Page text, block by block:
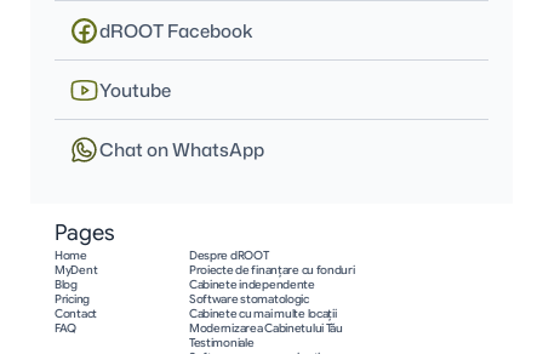
dROOT Facebook
Youtube
Chat on WhatsApp
Pages
Home
MyDent
Blog
Pricing
Contact
FAQ
Despre dROOT
Proiecte de finanțare cu fonduri
Cabinete independente
Software stomatologic
Cabinete cu mai multe locații
Modernizarea Cabinetului Tău
Testimoniale